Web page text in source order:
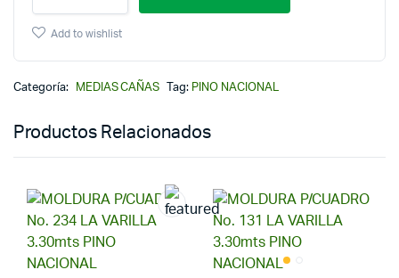
Add to wishlist
Categoría: MEDIAS CAÑAS Tag: PINO NACIONAL
Productos Relacionados